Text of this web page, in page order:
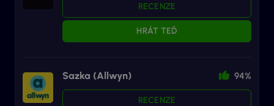
RECENZE
HRÁT TEĎ
Sazka (Allwyn) 94%
RECENZE